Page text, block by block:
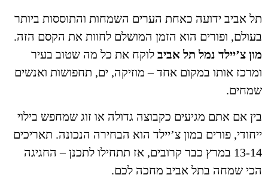
אביב ידועה כאחת הערים השמחות והתוססות ביותר
ופורים הוא הזמן המושלם לחוות את הקסם הזה.
צ’יילד נמל תל אביבלוקח את כל מה שטוב בעיר
אותו במקום אחד – מוזיקה, ים, תחפושות ואנשים
אם אתם מגיעים כקבוצה גדולה או זוג שמחפש בילוי
פורים במון צ’יילד הוא הבחירה הנכונה. תאריכים
13-14 במרץ כבר קרובים, אז תתחילו לתכנן – החגיגה
שמחה בתל אביב מחכה לכם.